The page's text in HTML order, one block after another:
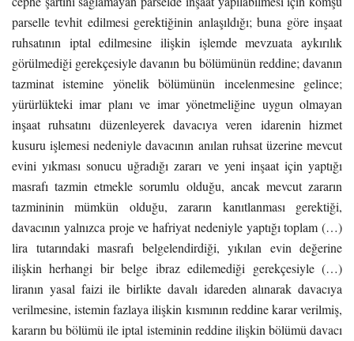
parselle tevhit edilmesi gerektiğinin anlaşıldığı; buna göre inşaat
ruhsatının iptal edilmesine ilişkin işlemde mevzuata aykırılık
görülmediği gerekçesiyle davanın bu bölümünün reddine; davanın
tazminat istemine yönelik bölümünün incelenmesine gelince;
yürürlükteki imar planı ve imar yönetmeliğine uygun olmayan
inşaat ruhsatını düzenleyerek davacıya veren idarenin hizmet
kusuru işlemesi nedeniyle davacının anılan ruhsat üzerine mevcut
evini yıkması sonucu uğradığı zararı ve yeni inşaat için yaptığı
masrafı tazmin etmekle sorumlu olduğu, ancak mevcut zararın
tazmininin mümkün olduğu, zararın kanıtlanması gerektiği,
davacının yalnızca proje ve hafriyat nedeniyle yaptığı toplam (…)
lira tutarındaki masrafı belgelendirdiği, yıkılan evin değerine
ilişkin herhangi bir belge ibraz edilemediği gerekçesiyle (…)
liranın yasal faizi ile birlikte davalı idareden alınarak davacıya
verilmesine, istemin fazlaya ilişkin kısmının reddine karar verilmiş,
kararın bu bölümü ile iptal isteminin reddine ilişkin bölümü davacı